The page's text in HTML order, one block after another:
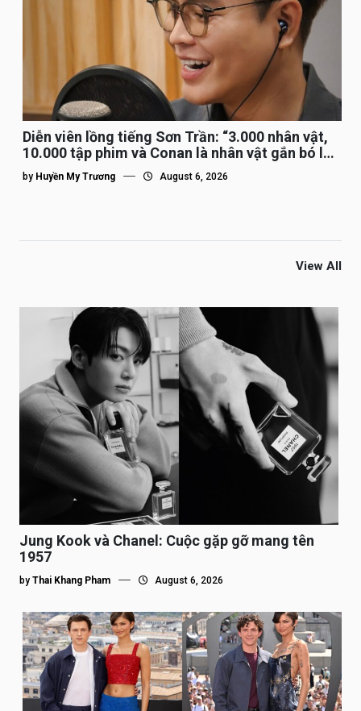
Diễn viên lồng tiếng Sơn Trần: “3.000 nhân vật,
10.000 tập phim và Conan là nhân vật gắn bó lâu
nhất”
by Huyền My Trương August 6, 2026
View All
Jung Kook và Chanel: Cuộc gặp gỡ mang tên
1957
by Thai Khang Pham August 6, 2026